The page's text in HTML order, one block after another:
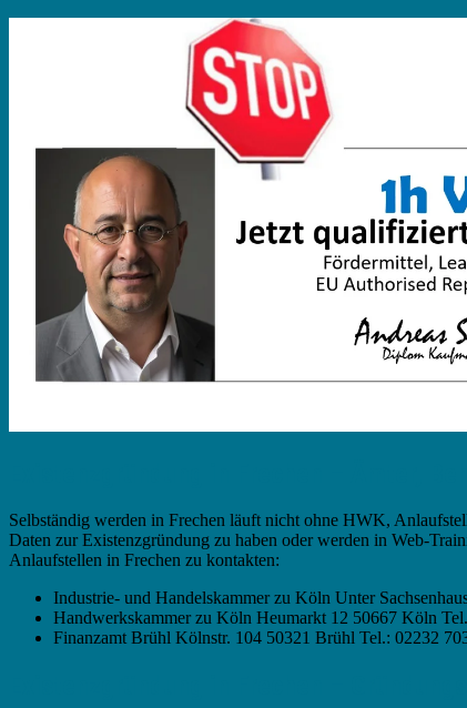
Selbständig werden in Frechen läuft nicht ohne HWK,
Daten zur Existenzgründung zu haben oder werden in Web-
Anlaufstellen in Frechen zu kontakten:
Industrie- und Handelskammer zu Köln Unter
Handwerkskammer zu Köln Heumarkt 12 50667 Köln
Finanzamt Brühl Kölnstr. 104 50321 Brühl Tel.: 02232